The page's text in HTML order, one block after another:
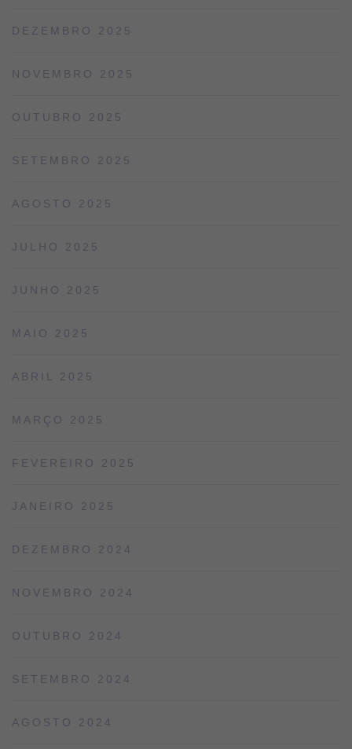
DEZEMBRO 2025
NOVEMBRO 2025
OUTUBRO 2025
SETEMBRO 2025
AGOSTO 2025
JULHO 2025
JUNHO 2025
MAIO 2025
ABRIL 2025
MARÇO 2025
FEVEREIRO 2025
JANEIRO 2025
DEZEMBRO 2024
NOVEMBRO 2024
OUTUBRO 2024
SETEMBRO 2024
AGOSTO 2024